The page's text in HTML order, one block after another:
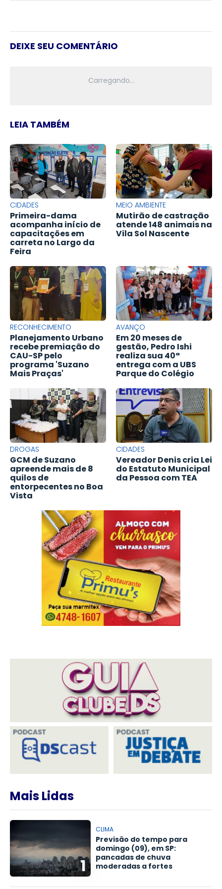
DEIXE SEU COMENTÁRIO
LEIA TAMBÉM
CIDADES
Primeira-dama
acompanha início de
capacitações em
carreta no Largo da
Feira
MEIO AMBIENTE
Mutirão de castração
atende 148 animais na
Vila Sol Nascente
RECONHECIMENTO
Planejamento Urbano
recebe premiação do
CAU-SP pelo
programa 'Suzano
Mais Praças'
AVANÇO
Em 20 meses de
gestão, Pedro Ishi
realiza sua 40ª
entrega com a UBS
Parque do Colégio
DROGAS
GCM de Suzano
apreende mais de 8
quilos de
entorpecentes no Boa
Vista
CIDADES
Vereador Denis cria Lei
do Estatuto Municipal
da Pessoa com TEA
Mais Lidas
1
CLIMA
Previsão do tempo para
domingo (09), em SP:
pancadas de chuva
moderadas a fortes